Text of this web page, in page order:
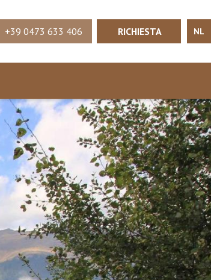
NL
RICHIESTA
+39 0473 633 406